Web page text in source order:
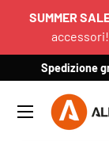
SUMMER
Spedizione
Menu